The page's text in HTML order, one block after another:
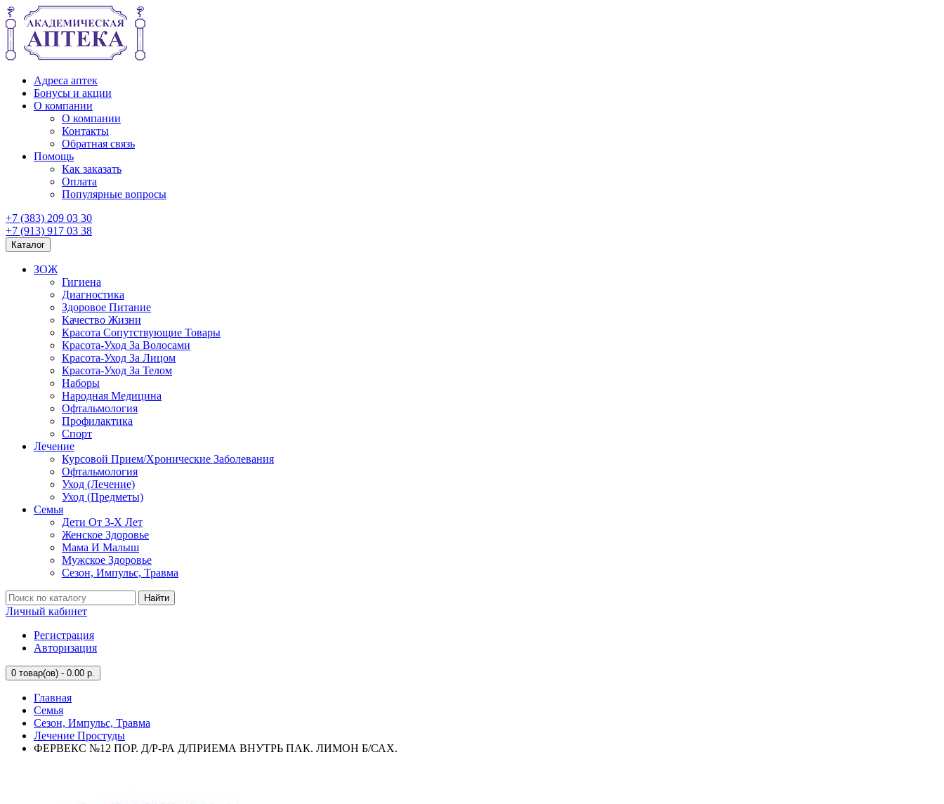
Адреса аптек
Бонусы и акции
О компании
О компании
Контакты
Обратная связь
Помощь
Как заказать
Оплата
Популярные вопросы
+7 (383) 209 03 30
+7 (913) 917 03 38
Каталог
ЗОЖ
Гигиена
Диагностика
Здоровое Питание
Качество Жизни
Красота Сопутствующие Товары
Красота-Уход За Волосами
Красота-Уход За Лицом
Красота-Уход За Телом
Наборы
Народная Медицина
Офтальмология
Профилактика
Спорт
Лечение
Курсовой Прием/Хронические Заболевания
Офтальмология
Уход (Лечение)
Уход (Предметы)
Семья
Дети От 3-Х Лет
Женское Здоровье
Мама И Малыш
Мужское Здоровье
Сезон, Импульс, Травма
Найти
Личный кабинет
Регистрация
Авторизация
0 товар(ов) - 0.00 р.
Главная
Семья
Сезон, Импульс, Травма
Лечение Простуды
ФЕРВЕКС №12 ПОР. Д/Р-РА Д/ПРИЕМА ВНУТРЬ ПАК. ЛИМОН Б/САХ.